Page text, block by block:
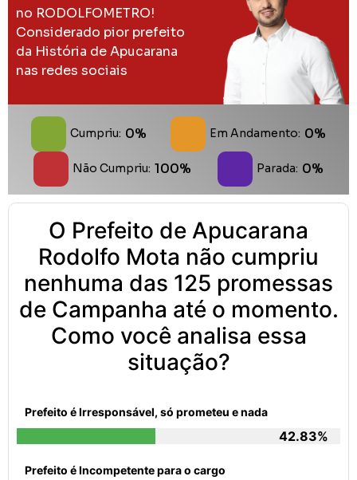
no RODOLFOMETRO!
Considerado pior prefeito
da História de Apucarana
nas redes sociais
Cumpriu: 0% Em Andamento: 0%
Não Cumpriu: 100% Parada: 0%
O Prefeito de Apucarana
Rodolfo Mota não cumpriu
nenhuma das 125 promessas
de Campanha até o momento.
Como você analisa essa
situação?
Prefeito é Irresponsável, só prometeu e nada
42.83%
Prefeito é Incompetente para o cargo